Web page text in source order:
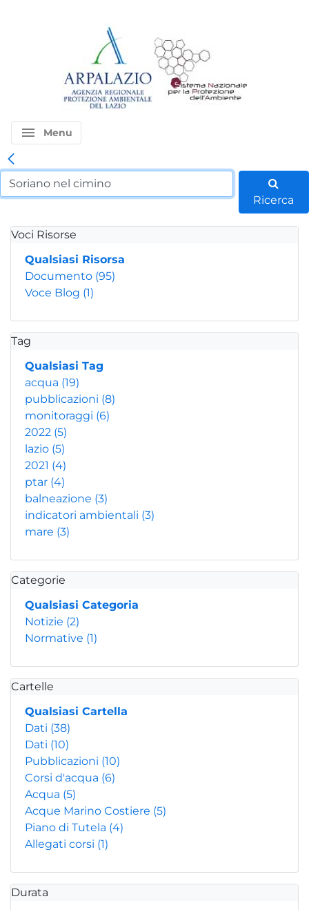
menu Menu
Ricerca
Voci Risorse
Qualsiasi Risorsa
Documento (95)
Voce Blog (1)
Tag
Qualsiasi Tag
acqua (19)
pubblicazioni (8)
monitoraggi (6)
2022 (5)
lazio (5)
2021 (4)
ptar (4)
balneazione (3)
indicatori ambientali (3)
mare (3)
Categorie
Qualsiasi Categoria
Notizie (2)
Normative (1)
Cartelle
Qualsiasi Cartella
Dati (38)
Dati (10)
Pubblicazioni (10)
Corsi d'acqua (6)
Acqua (5)
Acque Marino Costiere (5)
Piano di Tutela (4)
Allegati corsi (1)
Durata